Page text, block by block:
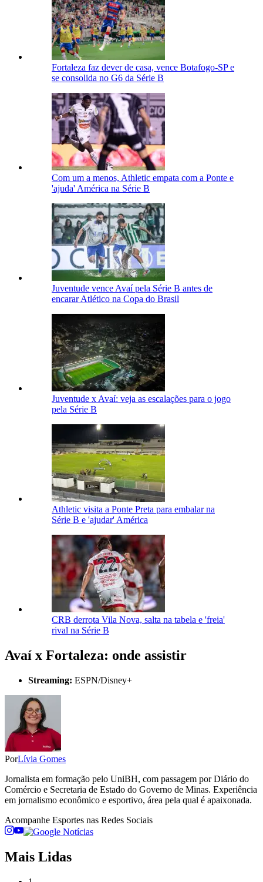
Fortaleza faz dever de casa, vence Botafogo-SP e
se consolida no G6 da Série B
Com um a menos, Athletic empata com a Ponte e
'ajuda' América na Série B
Juventude vence Avaí pela Série B antes de
encarar Atlético na Copa do Brasil
Juventude x Avaí: veja as escalações para o jogo
pela Série B
Athletic visita a Ponte Preta para embalar na
Série B e 'ajudar' América
CRB derrota Vila Nova, salta na tabela e 'freia'
rival na Série B
Avaí x Fortaleza: onde assistir
Streaming: ESPN/Disney+
PorLívia Gomes
Jornalista em formação pelo UniBH, com passagem por Diário do
Comércio e Secretaria de Estado do Governo de Minas. Experiência
em jornalismo econômico e esportivo, área pela qual é apaixonada.
Acompanhe Esportes nas Redes Sociais
Mais Lidas